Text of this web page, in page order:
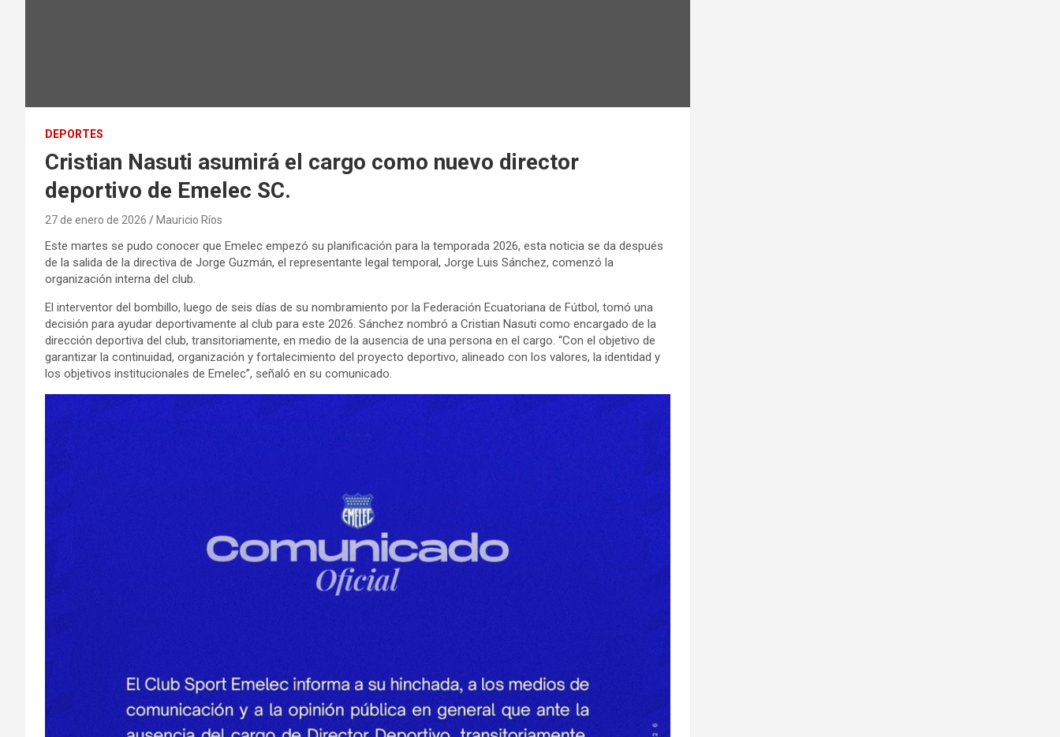
DEPORTES
Cristian Nasuti asumirá el cargo como nuevo director
deportivo de Emelec SC.
27 de enero de 2026 Mauricio Ríos
Este martes se pudo conocer que Emelec empezó su planificación para la temporada 2026, esta noticia se da después
de la salida de la directiva de Jorge Guzmán, el representante legal temporal, Jorge Luis Sánchez, comenzó la
organización interna del club.
El interventor del bombillo, luego de seis días de su nombramiento por la Federación Ecuatoriana de Fútbol, tomó una
decisión para ayudar deportivamente al club para este 2026. Sánchez nombró a Cristian Nasuti como encargado de la
dirección deportiva del club, transitoriamente, en medio de la ausencia de una persona en el cargo. “Con el objetivo de
garantizar la continuidad, organización y fortalecimiento del proyecto deportivo, alineado con los valores, la identidad y
los objetivos institucionales de Emelec”, señaló en su comunicado.